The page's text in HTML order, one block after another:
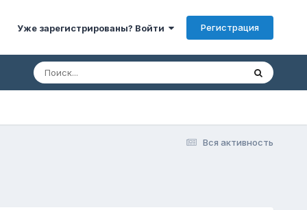
Уже зарегистрированы? Войти Регистрация
Вся активность